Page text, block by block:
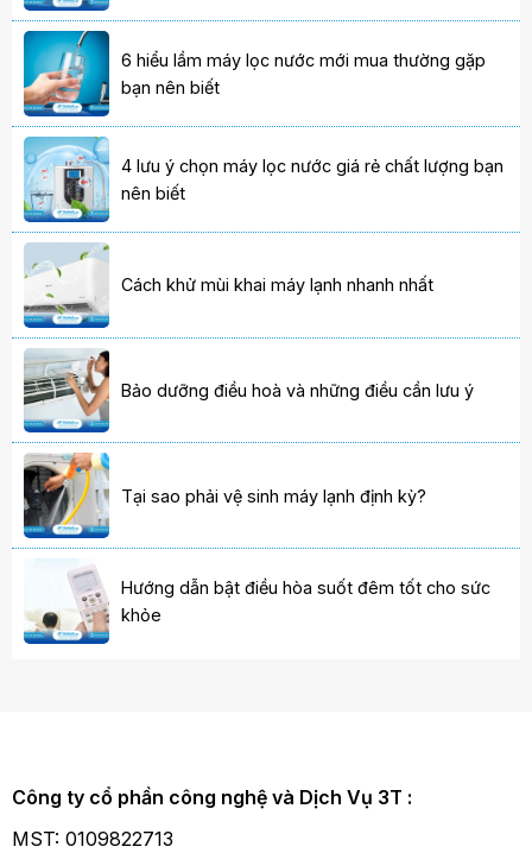
6 hiểu lầm máy lọc nước mới mua thường gặp
bạn nên biết
4 lưu ý chọn máy lọc nước giá rẻ chất lượng bạn
nên biết
Cách khử mùi khai máy lạnh nhanh nhất
Bảo dưỡng điều hoà và những điều cần lưu ý
Tại sao phải vệ sinh máy lạnh định kỳ?
Hướng dẫn bật điều hòa suốt đêm tốt cho sức
khỏe
Công ty cổ phần công nghệ và Dịch Vụ 3T :
MST: 0109822713